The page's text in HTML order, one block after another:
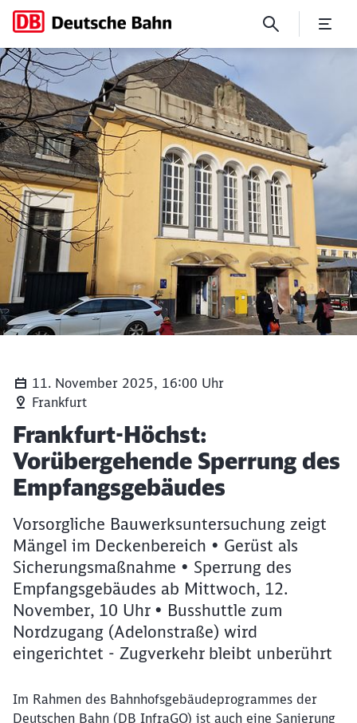
Frankfurt-Höchst:
11. November 2025, 16:00 Uhr
Frankfurt
Artikel:
Frankfurt-Höchst:
Vorübergehende Sperrung des
Empfangsgebäudes
Vorsorgliche Bauwerksuntersuchung zeigt
Mängel im Deckenbereich • Gerüst als
Sicherungsmaßnahme • Sperrung des
Empfangsgebäudes ab Mittwoch, 12.
November, 10 Uhr • Busshuttle zum
Nordzugang (Adelonstraße) wird
eingerichtet - Zugverkehr bleibt unberührt
Im Rahmen des Bahnhofsgebäudeprogrammes der
Deutschen Bahn (DB InfraGO) ist auch eine Sanierung